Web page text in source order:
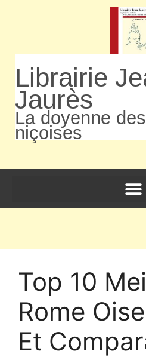
Librairie
Jaurès
La doyenne
niçoises
Top 10
Rome
Et